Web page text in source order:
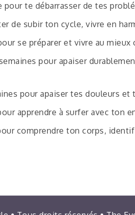
te débarrasser de tes
de subir ton cycle, vivre en
se préparer et vivre au
pour apaiser
pour apaiser tes douleurs
apprendre à surfer avec ton
comprendre ton corps,